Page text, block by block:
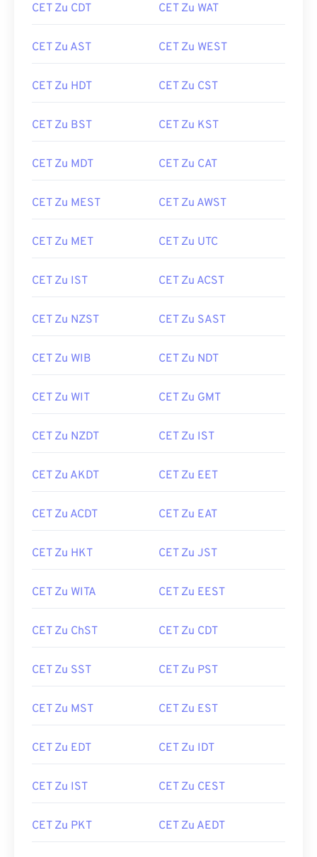
CET Zu CDT CET Zu WAT
CET Zu AST CET Zu WEST
CET Zu HDT CET Zu CST
CET Zu BST CET Zu KST
CET Zu MDT CET Zu CAT
CET Zu MEST CET Zu AWST
CET Zu MET CET Zu UTC
CET Zu IST CET Zu ACST
CET Zu NZST CET Zu SAST
CET Zu WIB CET Zu NDT
CET Zu WIT CET Zu GMT
CET Zu NZDT CET Zu IST
CET Zu AKDT CET Zu EET
CET Zu ACDT CET Zu EAT
CET Zu HKT CET Zu JST
CET Zu WITA CET Zu EEST
CET Zu ChST CET Zu CDT
CET Zu SST CET Zu PST
CET Zu MST CET Zu EST
CET Zu EDT CET Zu IDT
CET Zu IST CET Zu CEST
CET Zu PKT CET Zu AEDT